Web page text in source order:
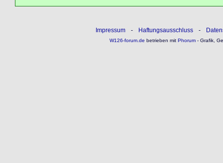
Impressum - Haftungsausschluss -
W126-forum.de betrieben mitPhorum- Grafik,